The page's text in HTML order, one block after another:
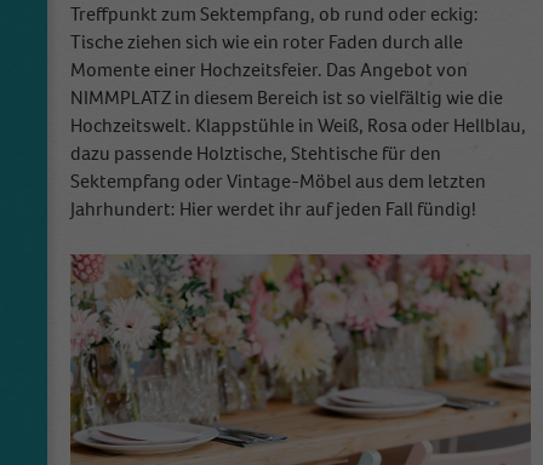
Treffpunkt zum Sektempfang, ob rund oder eckig:
Tische ziehen sich wie ein roter Faden durch alle
Momente einer Hochzeitsfeier. Das Angebot von
NIMMPLATZ in diesem Bereich ist so vielfältig wie die
Hochzeitswelt. Klappstühle in Weiß, Rosa oder Hellblau,
dazu passende Holztische, Stehtische für den
Sektempfang oder Vintage-Möbel aus dem letzten
Jahrhundert: Hier werdet ihr auf jeden Fall fündig!